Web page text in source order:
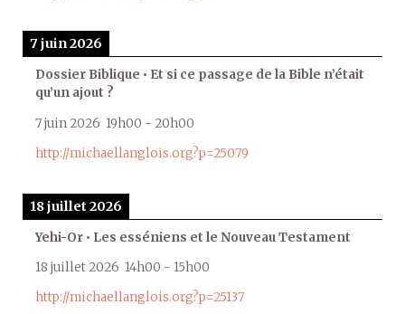
7 juin 2026
Dossier Biblique • Et si ce passage de la Bible n’était
qu’un ajout ?
7 juin 2026 19h00 - 20h00
http://michaellanglois.org?p=25079
18 juillet 2026
Yehi-Or • Les esséniens et le Nouveau Testament
18 juillet 2026 14h00 - 15h00
http://michaellanglois.org?p=25137